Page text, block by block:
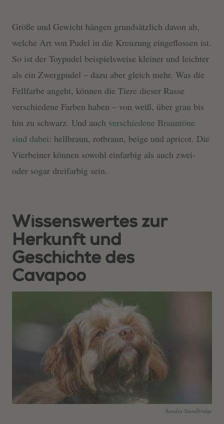
Größe und Gewicht hängen grundsätzlich davon ab,
welche Art von Pudel in die Kreuzung eingeflossen ist.
So ist der Toypudel beispielsweise kleiner und leichter
als ein Zwergpudel – dazu aber gleich mehr. Was die
Fellfarbe angeht, können die Tiere dieser Rasse
verschiedene Farben haben – von weiß, über grau bis
hin zu schwarz. Und auch verschiedene Brauntöne
sind dabei: hellbraun, rotbraun, beige und apricot. Die
Vierbeiner können sowohl einfarbig als auch zwei-
oder sogar dreifarbig sein.
Wissenswertes zur
Herkunft und
Geschichte des
Cavapoo
Sandra Standbridge